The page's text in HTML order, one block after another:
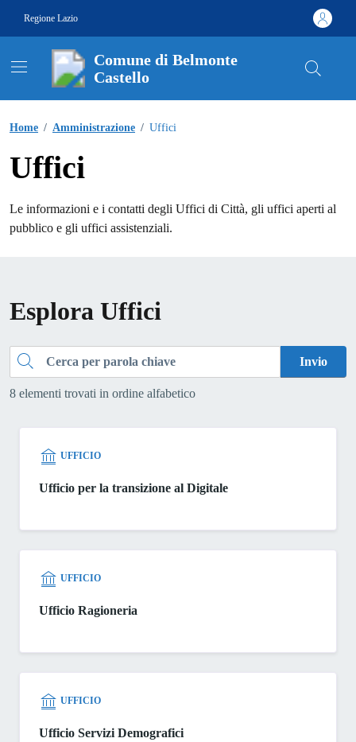
Regione Lazio
Comune di Belmonte
Castello
Home / Amministrazione / Uffici
Uffici
Le informazioni e i contatti degli Uffici di Città, gli uffici aperti al
pubblico e gli uffici assistenziali.
Esplora Uffici
Cerca Invio
8 elementi trovati in ordine alfabetico
UFFICIO
Ufficio per la transizione al Digitale
UFFICIO
Ufficio Ragioneria
UFFICIO
Ufficio Servizi Demografici